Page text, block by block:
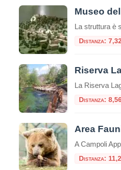
Distanza:
Distanza:
Distanza: